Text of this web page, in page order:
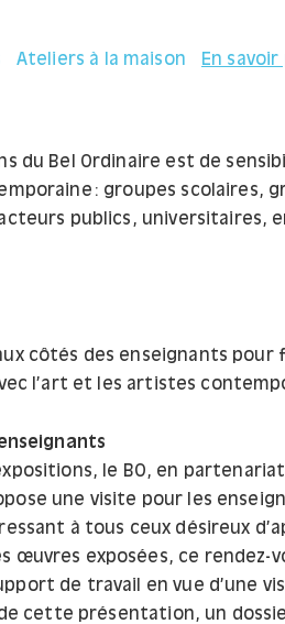
Ateliers à la maison En savoir
du Bel Ordinaire est de
: groupes scolaires,
publics, universitaires,
aux côtés des enseignants
l’art et les artistes
le BO, en
une visite pour les
à tous ceux désireux
œuvres exposées, ce rendez-
de travail en vue d’une
de cette présentation, un